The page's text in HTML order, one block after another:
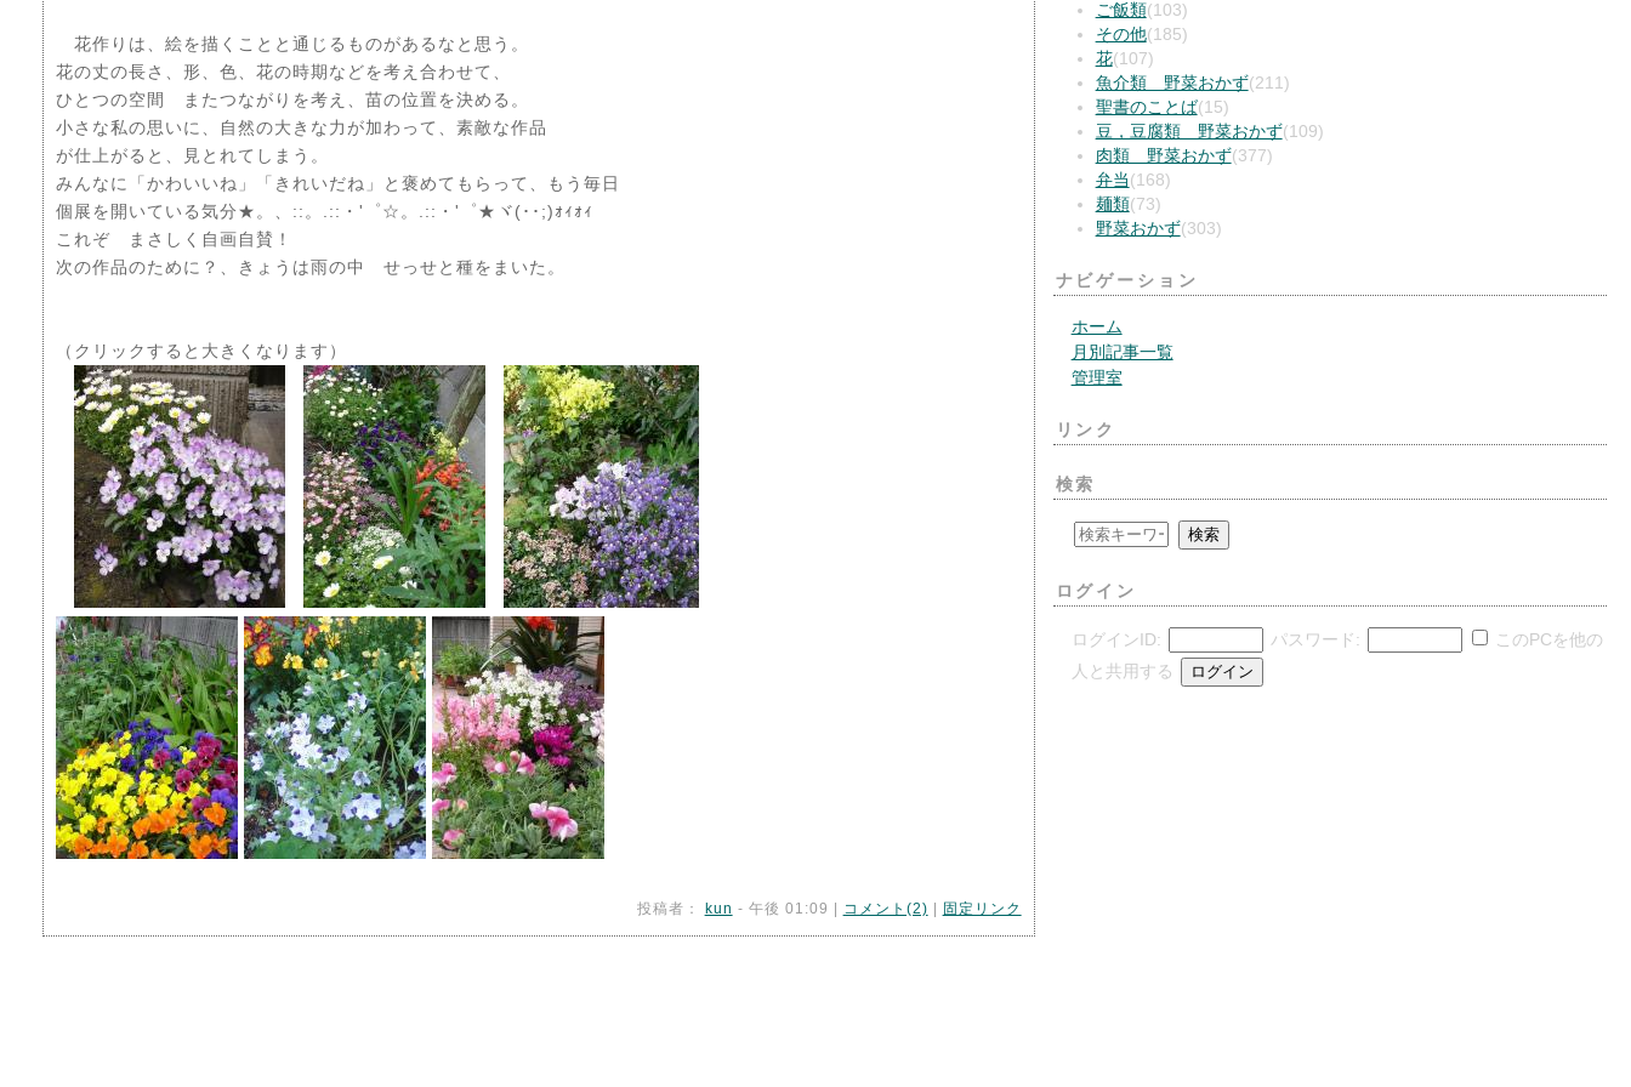
花作りは、絵を描くことと通じるものがあるなと思う。
花の丈の長さ、形、色、花の時期などを考え合わせて、
ひとつの空間 またつながりを考え、苗の位置を決める。
小さな私の思いに、自然の大きな力が加わって、素敵な作品
が仕上がると、見とれてしまう。
みんなに「かわいいね」「きれいだね」と褒めてもらって、もう毎日
個展を開いている気分★。、::。.::・'゜☆。.::・'゜★ヾ(･･;)ｫｨｫｨ
これぞ まさしく自画自賛！
次の作品のために？、きょうは雨の中 せっせと種をまいた。
（クリックすると大きくなります）
投稿者： kun - 午後 01:09 | コメント(2) 固定リンク
ご飯類(103)
その他(185)
花(107)
魚介類 野菜おかず(211)
聖書のことば(15)
豆，豆腐類 野菜おかず(109)
肉類 野菜おかず(377)
弁当 (168)
麺類(73)
野菜おかず(303)
ナビゲーション
ホーム
月別記事一覧
管理室
リンク
検索
ログイン
ログインID: パスワード:
このPCを他の
人と共用する